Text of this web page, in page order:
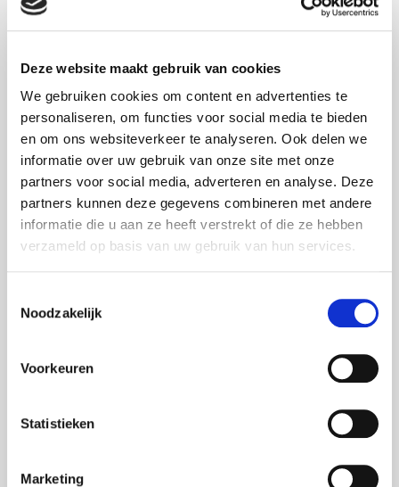
Deze website maakt gebruik van cookies
We gebruiken cookies om content en advertenties te
personaliseren, om functies voor social media te bieden
en om ons websiteverkeer te analyseren. Ook delen we
informatie over uw gebruik van onze site met onze
partners voor social media, adverteren en analyse. Deze
partners kunnen deze gegevens combineren met andere
informatie die u aan ze heeft verstrekt of die ze hebben
verzameld op basis van uw gebruik van hun services.
Noodzakelijk
Voorkeuren
Statistieken
Marketing
+31 6 31 64 27 08
hans.voss@foxxav.com